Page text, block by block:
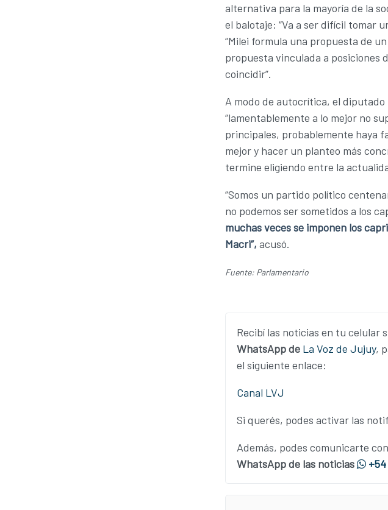
alternativa para la mayoría de la
el balotaje: “Va a ser difícil tomar
“Milei formula una propuesta de
propuesta vinculada a posiciones
coincidir”.
A modo de autocrítica, el
“lamentablemente a lo mejor no
principales, probablemente haya
mejor y hacer un planteo más
termine eligiendo entre la
“Somos un partido político
no podemos ser sometidos a los
muchas veces se imponen los
Macri”, acusó.
Fuente: Parlamentario
Recibí las noticias en tu celular
WhatsApp de La Voz de Jujuy,
el siguiente enlace:
Canal LVJ
Si querés, podes activar las
Además, podes comunicarte
WhatsApp de las noticias
+54